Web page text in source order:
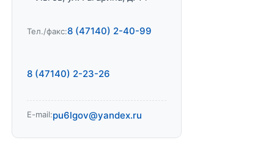
Тел./факс:8 (47140) 2-40-99
8 (47140) 2-23-26
E-mail:pu6lgov@yandex.ru